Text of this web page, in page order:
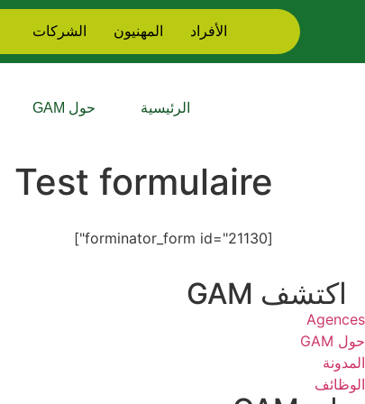
الأفراد المهنيون الشركات
الرئيسية حول GAM
Test formulaire
[forminator_form id="21130"]
اكتشف GAM
Agences
حول GAM
المدونة
الوظائف